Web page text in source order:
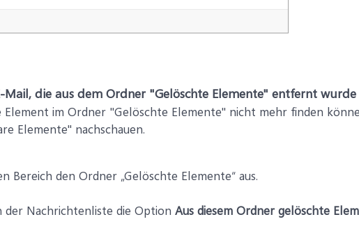
Mail, die aus dem Ordner "Gelöschte Elemente" entfernt wurde
Element im Ordner "Gelöschte Elemente" nicht mehr finden
Elemente" nachschauen.
Bereich den Ordner „Gelöschte Elemente“ aus.
der Nachrichtenliste die Option Aus diesem Ordner gelöschte